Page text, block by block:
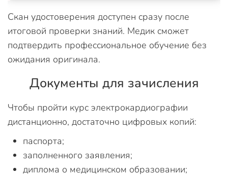
Скан удостоверения доступен сразу после
итоговой проверки знаний. Медик сможет
подтвердить профессиональное обучение без
ожидания оригинала.
Документы для зачисления
Чтобы пройти курс электрокардиографии
дистанционно, достаточно цифровых копий:
паспорта;
заполненного заявления;
диплома о медицинском образовании;